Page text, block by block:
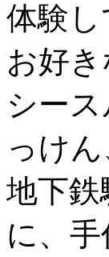
体験し
お好
シー
っけ
地下
に、